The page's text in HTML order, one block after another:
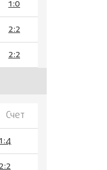
1:0
2:2
2:2
Счет